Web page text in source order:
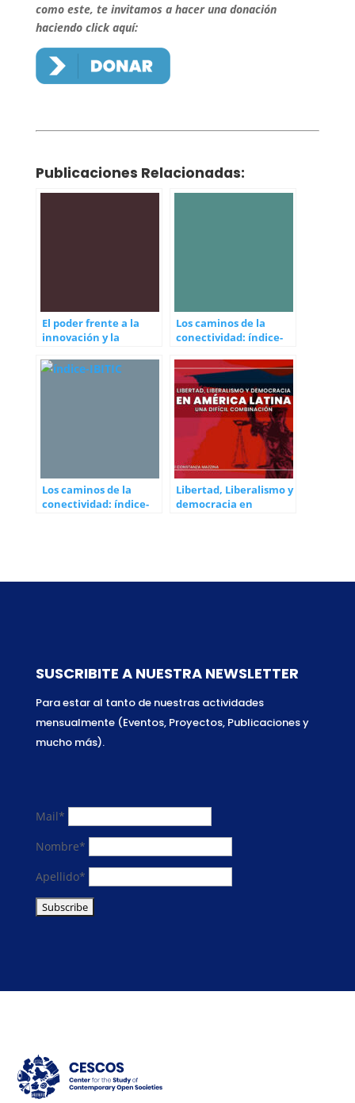
como este, te invitamos a hacer una donación
haciendo click aquí:
Publicaciones Relacionadas:
El poder frente a la
innovación y la
Los caminos de la
conectividad: índice-
Los caminos de la
conectividad: índice-
Libertad, Liberalismo y
democracia en
SUSCRIBITE A NUESTRA NEWSLETTER
Para estar al tanto de nuestras actividades
mensualmente (Eventos, Proyectos, Publicaciones y
mucho más).
Mail*
Nombre*
Apellido*